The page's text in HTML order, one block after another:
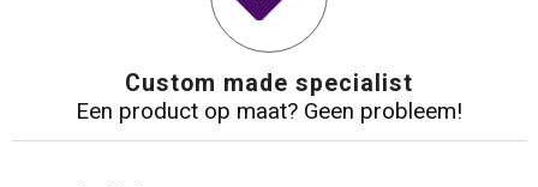
Custom made specialist
Een product op maat? Geen probleem!